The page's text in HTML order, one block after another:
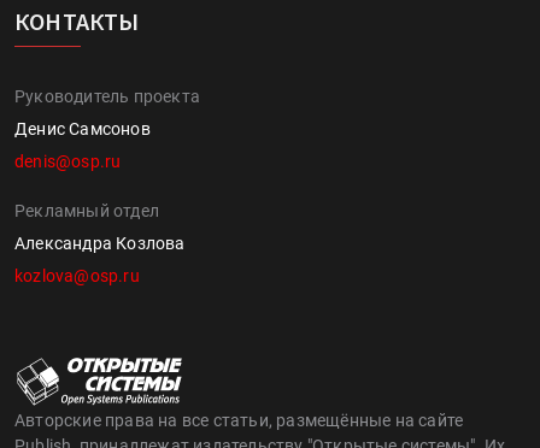
КОНТАКТЫ
Руководитель проекта
Денис Самсонов
denis@osp.ru
Рекламный отдел
Александра Козлова
kozlova@osp.ru
Авторские права на все статьи, размещённые на сайте